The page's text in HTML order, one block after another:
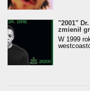
"2001"
zmienił
W 1999